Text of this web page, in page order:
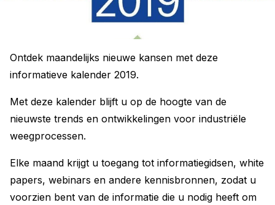
Ontdek maandelijks nieuwe kansen met deze
informatieve kalender 2019.
Met deze kalender blijft u op de hoogte van de
nieuwste trends en ontwikkelingen voor industriële
weegprocessen.
Elke maand krijgt u toegang tot informatiegidsen, white
papers, webinars en andere kennisbronnen, zodat u
voorzien bent van de informatie die u nodig heeft om